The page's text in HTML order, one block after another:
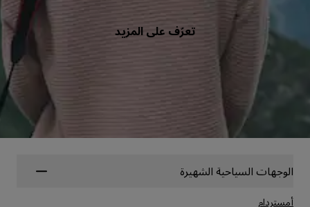
تعرّف على المزيد
الوجهات السياحية الشهيرة
أمستردام